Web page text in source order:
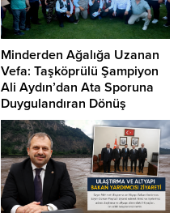
Minderden Ağalığa Uzanan
Vefa: Taşköprülü Şampiyon
Ali Aydın’dan Ata Sporuna
Duygulandıran Dönüş